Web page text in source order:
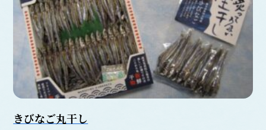
きびなご丸干し